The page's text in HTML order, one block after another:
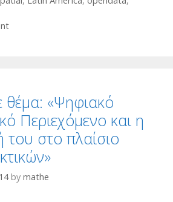
θέμα: «Ψηφιακό
Περιεχόμενο και η
του στο πλαίσιο
by mathe